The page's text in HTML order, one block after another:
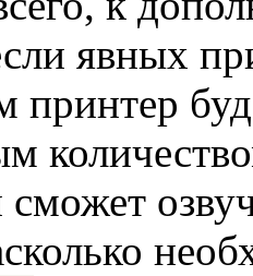
явных
принтер
сможет